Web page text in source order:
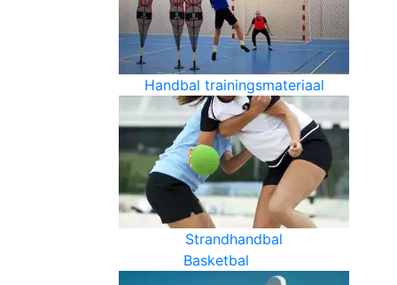
Handbal trainingsmateriaal
Strandhandbal
Basketbal